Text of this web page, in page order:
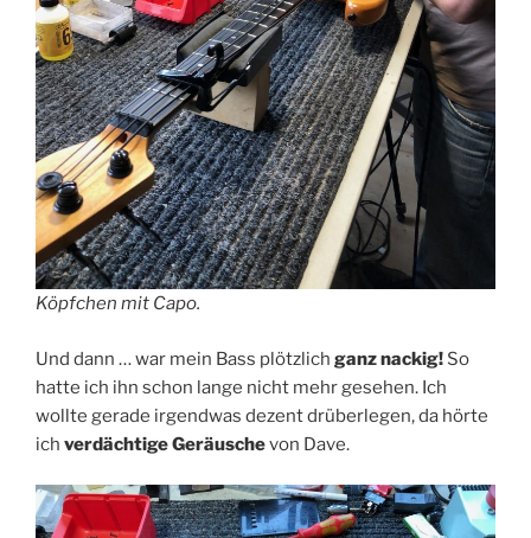
Köpfchen mit Capo.
Und dann … war mein Bass plötzlich ganz nackig! So
hatte ich ihn schon lange nicht mehr gesehen. Ich
wollte gerade irgendwas dezent drüberlegen, da hörte
ich verdächtige Geräuschevon Dave.